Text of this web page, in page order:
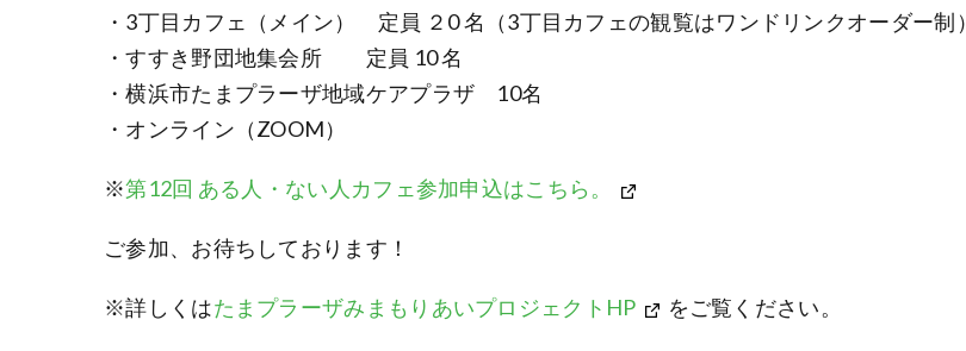
・3丁目カフェ（メイン） 定員 ２0 名（3丁目カフェの観覧はワンドリンクオーダー制）
・すすき野団地集会所 定員 10 名
・横浜市たまプラーザ地域ケアプラザ 10名
・オンライン（ZOOM）
※第12回 ある人・ない人カフェ参加申込はこちら。
ご参加、お待ちしております！
※詳しくはたまプラーザみまもりあいプロジェクトHP をご覧ください。